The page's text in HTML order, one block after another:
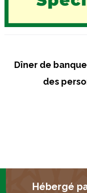
Dîner de
des
Hébergé